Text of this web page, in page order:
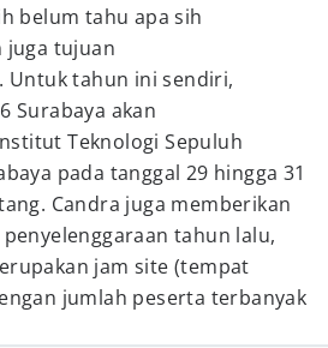
belum tahu apa sih
juga tujuan
Untuk tahun ini sendiri,
Surabaya akan
Teknologi Sepuluh
pada tanggal 29 hingga 31
Candra juga memberikan
tahun lalu,
jam site (tempat
jumlah peserta terbanyak